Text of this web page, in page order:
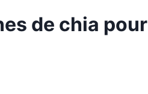
de chia pour